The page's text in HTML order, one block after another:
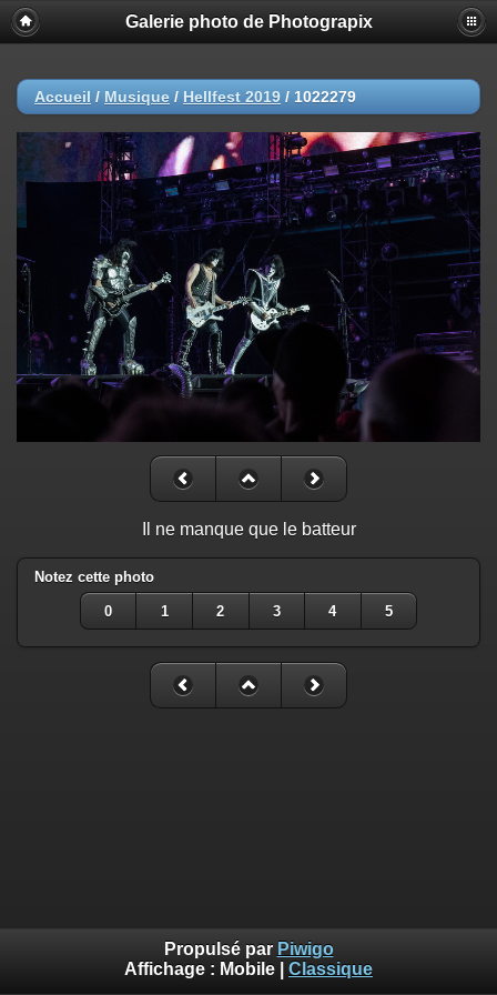
Galerie photo de Photograpix
Accueil / Musique / Hellfest 2019 / 1022279
Il ne manque que le batteur
Notez cette photo
0 1 2 3 4 5
Propulsé par Piwigo
Affichage : Mobile Classique